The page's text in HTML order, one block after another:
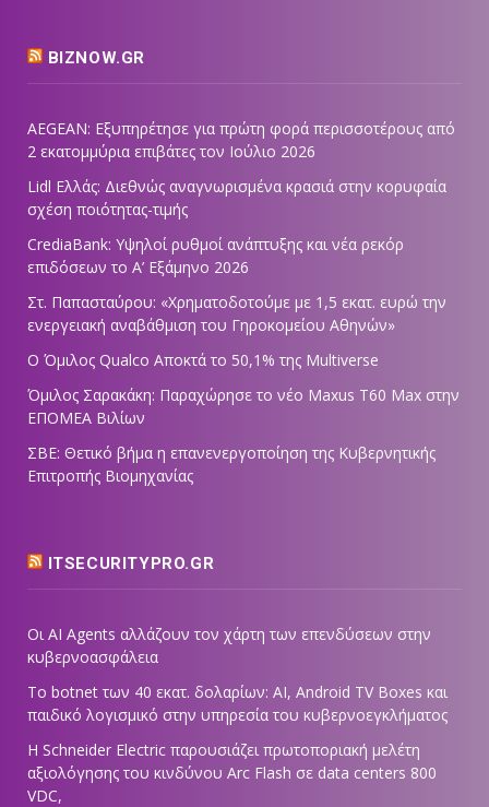
BIZNOW.GR
AEGEAN: Εξυπηρέτησε για πρώτη φορά περισσοτέρους από
2 εκατομμύρια επιβάτες τον Ιούλιο 2026
Lidl Ελλάς: Διεθνώς αναγνωρισμένα κρασιά στην κορυφαία
σχέση ποιότητας-τιμής
CrediaBank: Υψηλοί ρυθμοί ανάπτυξης και νέα ρεκόρ
επιδόσεων το Α’ Εξάμηνο 2026
Στ. Παπασταύρου: «Χρηματοδοτούμε με 1,5 εκατ. ευρώ την
ενεργειακή αναβάθμιση του Γηροκομείου Αθηνών»
Ο Όμιλος Qualco Αποκτά το 50,1% της Multiverse
Όμιλος Σαρακάκη: Παραχώρησε το νέο Maxus T60 Max στην
ΕΠΟΜΕΑ Βιλίων
ΣΒΕ: Θετικό βήμα η επανενεργοποίηση της Κυβερνητικής
Επιτροπής Βιομηχανίας
ITSECURITYPRO.GR
Οι AI Agents αλλάζουν τον χάρτη των επενδύσεων στην
κυβερνοασφάλεια
Το botnet των 40 εκατ. δολαρίων: AI, Android TV Boxes και
παιδικό λογισμικό στην υπηρεσία του κυβερνοεγκλήματος
Η Schneider Electric παρουσιάζει πρωτοποριακή μελέτη
αξιολόγησης του κινδύνου Arc Flash σε data centers 800
VDC,